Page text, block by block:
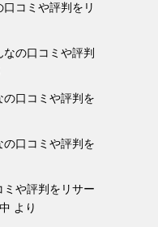
コミや評判をリ
の口コミや評判
口コミや評判を
口コミや評判を
や評判をリサー
より